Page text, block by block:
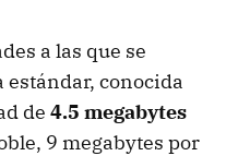
a las que se
estándar, conocida
de 4.5 megabytes
9 megabytes por